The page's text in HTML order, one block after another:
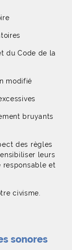
du Code de la
modifié
bruyants
des règles
leurs
responsable et
civisme.
sonores